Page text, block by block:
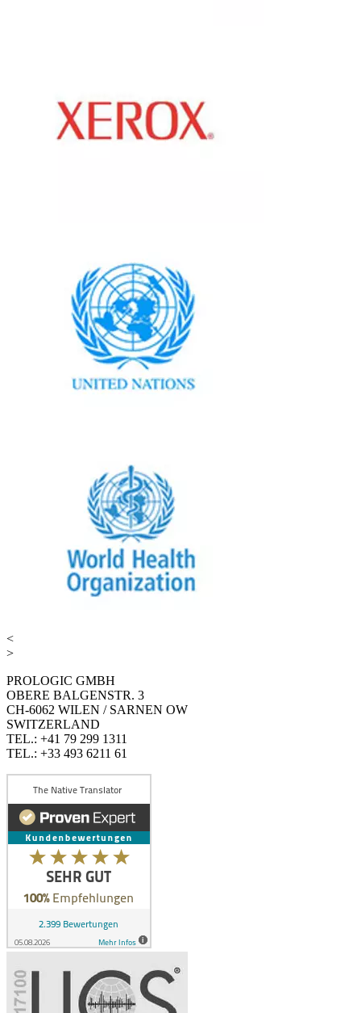
<
>
PROLOGIC GMBH
OBERE BALGENSTR. 3
CH-6062 WILEN / SARNEN OW
SWITZERLAND
TEL.: +41 79 299 1311
TEL.: +33 493 6211 61